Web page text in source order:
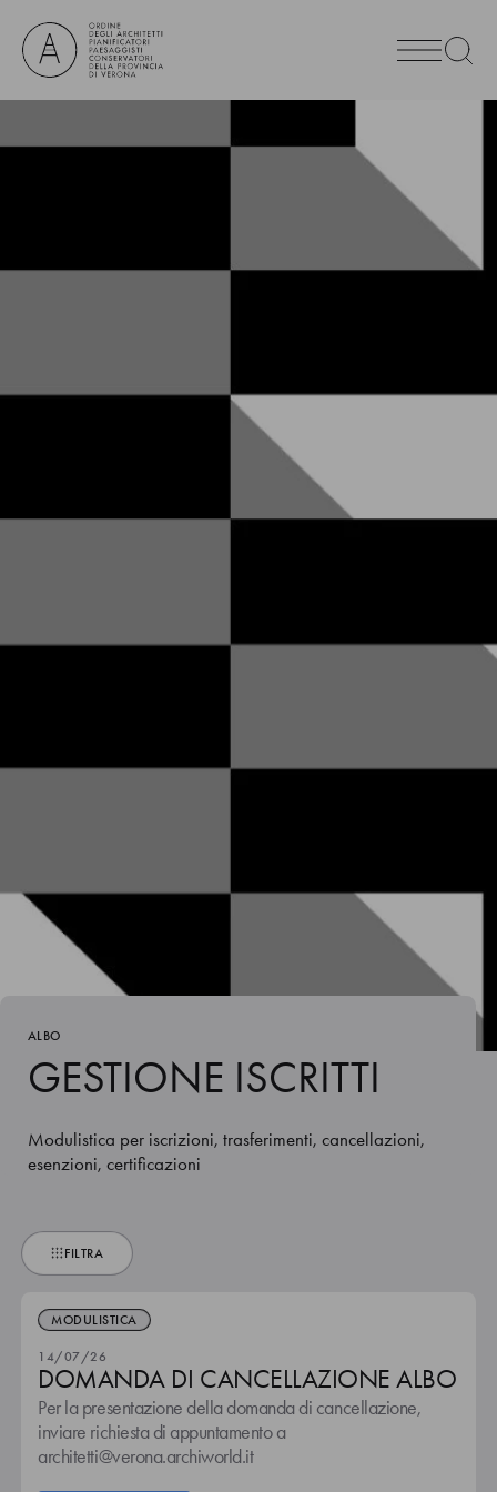
ALBO
GESTIONE ISCRITTI
Modulistica per iscrizioni, trasferimenti, cancellazioni,
esenzioni, certificazioni
FILTRA
MODULISTICA
14/07/26
DOMANDA DI CANCELLAZIONE ALBO
Per la presentazione della domanda di cancellazione,
inviare richiesta di appuntamento a
architetti@verona.archiworld.it